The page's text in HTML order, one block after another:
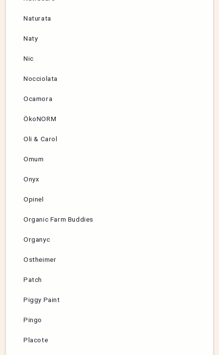
Naturata
Naty
Nic
Nocciolata
Ocamora
ÖkoNORM
Oli & Carol
Omum
Onyx
Opinel
Organic Farm Buddies
Organyc
Ostheimer
Patch
Piggy Paint
Pingo
Placote